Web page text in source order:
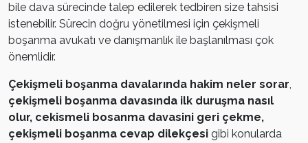
bile dava sürecinde talep edilerek tedbiren size tahsisi
istenebilir. Sürecin doğru yönetilmesi için çekişmeli
boşanma avukatı ve danışmanlık ile başlanılması çok
önemlidir.
Çekişmeli boşanma davalarında hakim neler sorar,
çekişmeli boşanma davasında ilk duruşma nasıl
olur, cekismeli bosanma davasini geri çekme,
çekişmeli boşanma cevap dilekçesi gibi konularda